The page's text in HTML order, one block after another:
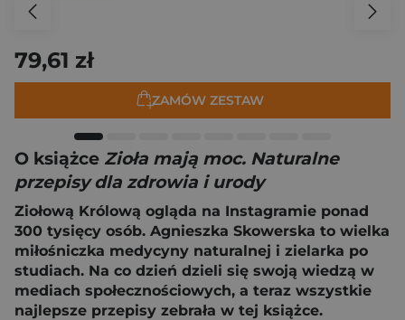
79,61 zł
ZAMÓW ZESTAW
O książce Zioła mają moc. Naturalne
przepisy dla zdrowia i urody
Ziołową Królową ogląda na Instagramie ponad
300 tysięcy osób. Agnieszka Skowerska to wielka
miłośniczka medycyny naturalnej i zielarka po
studiach. Na co dzień dzieli się swoją wiedzą w
mediach społecznościowych, a teraz wszystkie
najlepsze przepisy zebrała w tej książce.